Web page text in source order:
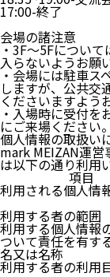
17:00-終了
会場の諸注意
・3F～5Fについ
入らないようお願
・会場には駐車ス
しますが、公共交
くださいますよう
・入場時に受付を
にご来場ください。
個人情報の取扱い
mark MEIZAN運
は以下の通り利用
項目
利用される個人情
利用する者の範囲
利用する個人情報
ついて責任を有す
名又は名称
利用する者の利用